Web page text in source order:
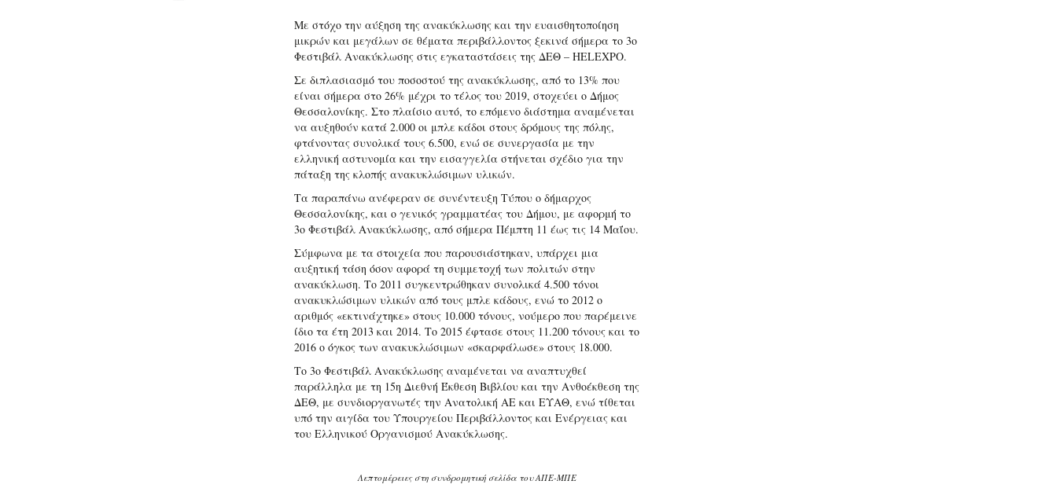
Με στόχο την αύξηση της ανακύκλωσης και την ευαισθητοποίηση
μικρών και μεγάλων σε θέματα περιβάλλοντος ξεκινά σήμερα το 3ο
Φεστιβάλ Ανακύκλωσης στις εγκαταστάσεις της ΔΕΘ – HELEXPO.
Σε διπλασιασμό του ποσοστού της ανακύκλωσης, από το 13% που
είναι σήμερα στο 26% μέχρι το τέλος του 2019, στοχεύει ο Δήμος
Θεσσαλονίκης. Στο πλαίσιο αυτό, το επόμενο διάστημα αναμένεται
να αυξηθούν κατά 2.000 οι μπλε κάδοι στους δρόμους της πόλης,
φτάνοντας συνολικά τους 6.500, ενώ σε συνεργασία με την
ελληνική αστυνομία και την εισαγγελία στήνεται σχέδιο για την
πάταξη της κλοπής ανακυκλώσιμων υλικών.
Τα παραπάνω ανέφεραν σε συνέντευξη Τύπου ο δήμαρχος
Θεσσαλονίκης, και ο γενικός γραμματέας του Δήμου, με αφορμή το
3ο Φεστιβάλ Ανακύκλωσης, από σήμερα Πέμπτη 11 έως τις 14 Μαΐου.
Σύμφωνα με τα στοιχεία που παρουσιάστηκαν, υπάρχει μια
αυξητική τάση όσον αφορά τη συμμετοχή των πολιτών στην
ανακύκλωση. Το 2011 συγκεντρώθηκαν συνολικά 4.500 τόνοι
ανακυκλώσιμων υλικών από τους μπλε κάδους, ενώ το 2012 ο
αριθμός «εκτινάχτηκε» στους 10.000 τόνους, νούμερο που παρέμεινε
ίδιο τα έτη 2013 και 2014. Το 2015 έφτασε στους 11.200 τόνους και το
2016 ο όγκος των ανακυκλώσιμων «σκαρφάλωσε» στους 18.000.
Το 3ο Φεστιβάλ Ανακύκλωσης αναμένεται να αναπτυχθεί
παράλληλα με τη 15η Διεθνή Έκθεση Βιβλίου και την Ανθοέκθεση της
ΔΕΘ, με συνδιοργανωτές την Ανατολική ΑΕ και ΕΥΑΘ, ενώ τίθεται
υπό την αιγίδα του Υπουργείου Περιβάλλοντος και Ενέργειας και
του Ελληνικού Οργανισμού Ανακύκλωσης.
Λεπτομέρειες στη συνδρομητική σελίδα του ΑΠΕ-ΜΠΕ